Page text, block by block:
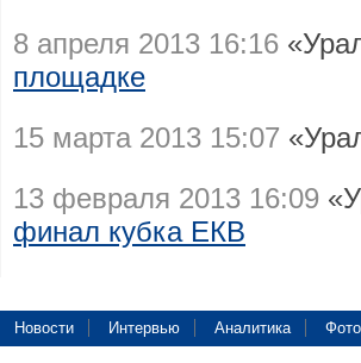
8 апреля 2013 16:16
площадке
15 марта 2013 15:07
13 февраля 2013 16:09
финал кубка ЕКВ
Новости Интервью Аналитика